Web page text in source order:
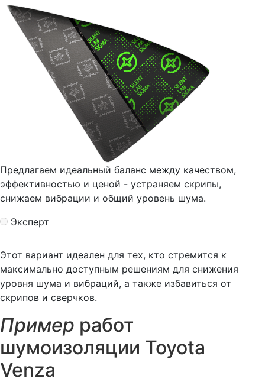
Предлагаем идеальный баланс между качеством,
эффективностью и ценой - устраняем скрипы,
снижаем вибрации и общий уровень шума.
Эксперт
Этот вариант идеален для тех, кто стремится к
максимально доступным решениям для снижения
уровня шума и вибраций, а также избавиться от
скрипов и сверчков.
Пример работ
шумоизоляции Toyota
Venza